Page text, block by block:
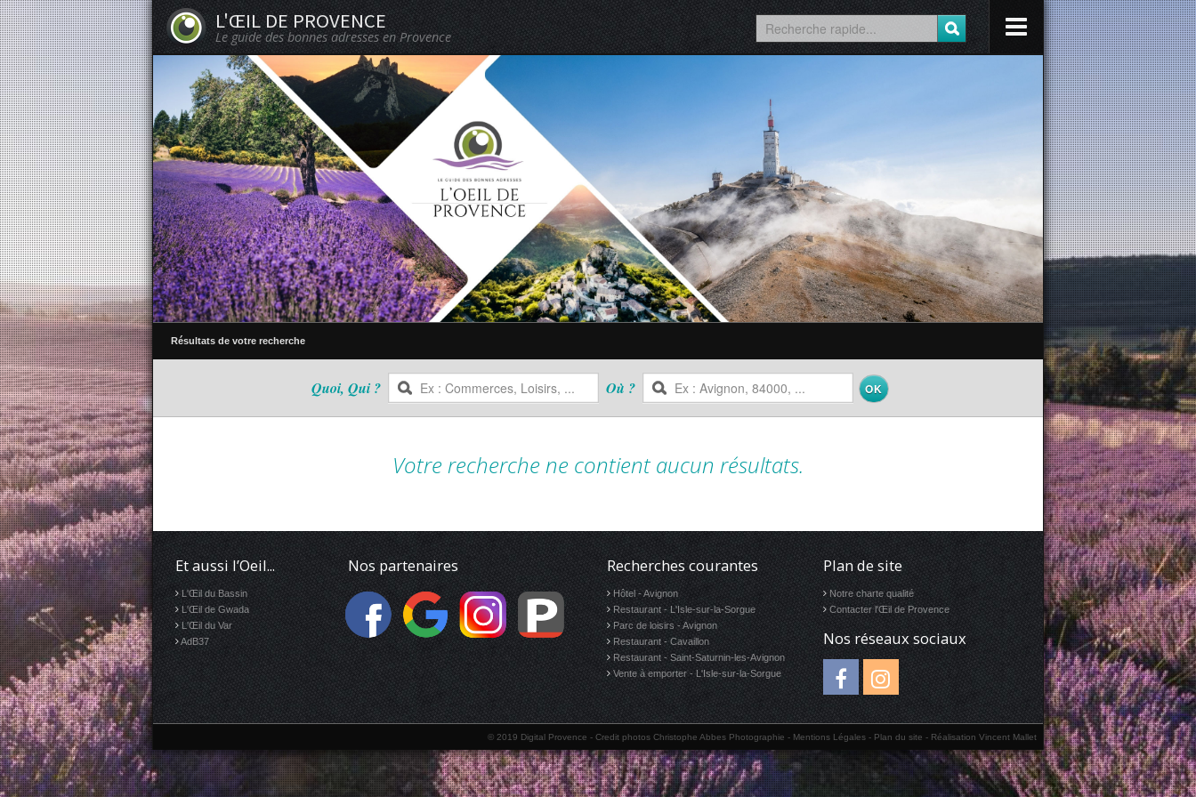
L'ŒIL DE PROVENCE
Le guide des bonnes adresses en Provence
Résultats de votre recherche
Quoi, Qui ? Où ?
Votre recherche ne contient aucun résultats.
Et aussi l’Oeil...
L'Œil du Bassin
L'Œil de Gwada
L'Œil du Var
AdB37
Nos partenaires Recherches courantes
Hôtel - Avignon
Restaurant - L'Isle-sur-la-Sorgue
Parc de loisirs - Avignon
Restaurant - Cavaillon
Restaurant - Saint-Saturnin-les-Avignon
Vente à emporter - L'Isle-sur-la-Sorgue
Plan de site
Notre charte qualité
Contacter l'Œil de Provence
Nos réseaux sociaux
© 2019 Digital Provence - Credit photos Christophe Abbes Photographie - Mentions Légales - Plan du site - Réalisation Vincent Mallet